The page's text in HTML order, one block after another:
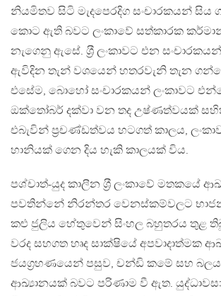
නියමිතව සිටි මැදපෙරදිග සංචාරකයන් සිය
කොට ඇති බවට ලංකාවේ සත්කාරක
නැගෙනු ඇසේ. ශ‍්‍රී ලංකාවට එන
ඇවිදින තැන් වශයෙන් හතරවැනි තැන
එසේම, බොහෝ සංචාරකයන් ලංකාවට
ඔක්තෝබර් දක්වා වන තද උෂ්ණත්වයක්
එබැවින් ප‍්‍රචණ්ඩත්වය හටගත් කාලය,
හානියක් ගෙන දිය හැකි කාලයක් විය.
පශ්චාත්-යුද කාලීන ශ‍්‍රී ලංකාවේ මතකයේ
පවතින්නේ නිරන්තර වෙනස්කම්වලට
කළු ජුලිය හේතුවෙන් සිංහල බහුතරය තුළ
වරද සහගත හෘද සාක්ෂියේ අපවාදාත්මක
ජයග‍්‍රහණයෙන් පසුව, චන්ඩි කමේ සහ
ආඛ්‍යානයක් බවට පරිණාම වී ඇත.